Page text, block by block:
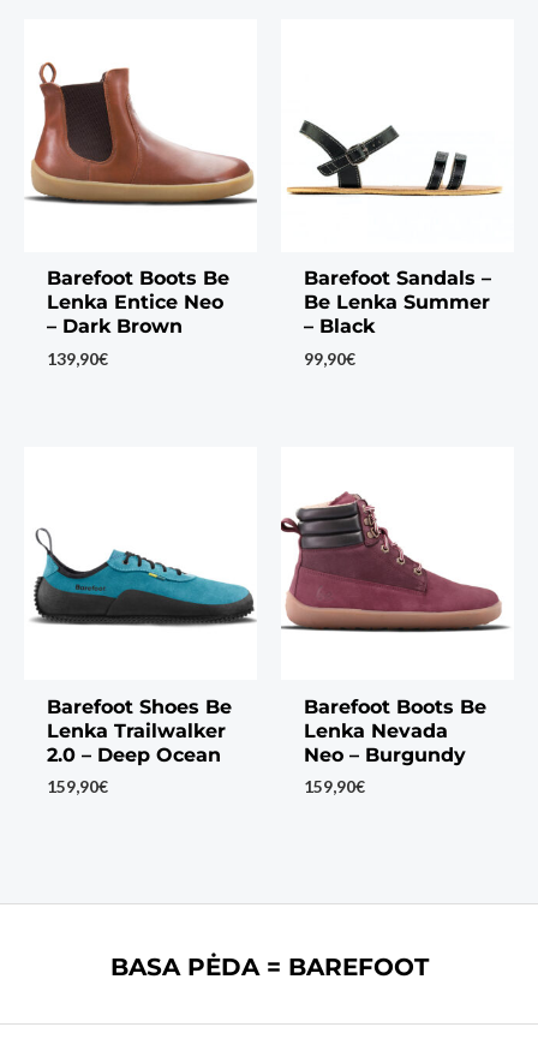
Barefoot Boots Be
Lenka Entice Neo
– Dark Brown
139,90€
Barefoot Sandals –
Be Lenka Summer
– Black
99,90€
Barefoot Shoes Be
Lenka Trailwalker
2.0 – Deep Ocean
159,90€
Barefoot Boots Be
Lenka Nevada
Neo – Burgundy
159,90€
BASA PĖDA = BAREFOOT